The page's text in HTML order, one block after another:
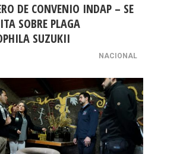
DE CONVENIO INDAP – SE
SOBRE PLAGA
SUZUKII
NACIONAL